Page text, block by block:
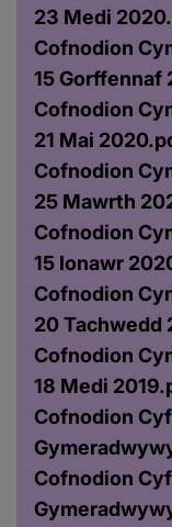
23 Medi
Cofnodion
15 Gorffennaf
Cofnodion
21 Mai
Cofnodion
25 Mawrth
Cofnodion
15 Ionawr
Cofnodion
20 Tachwedd
Cofnodion
18 Medi
Cofnodion
Cofnodion